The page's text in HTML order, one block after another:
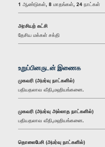
1 ஆண்டுகள், 8 மாதங்கள், 24 நாட்கள்
அரசியற் கட்சி
தேசிய மக்கள் சக்தி
உறுப்பினருடன் இணைக
முகவரி (அமர்வு நாட்களில்)
பதியதலாவ வீதி,மஹியங்கனை.
முகவரி (அமர்வு அல்லாத நாட்களில்)
பதியதலாவ வீதி,மஹியங்கனை.
தொலைபேசி (அமர்வு நாட்களில்)